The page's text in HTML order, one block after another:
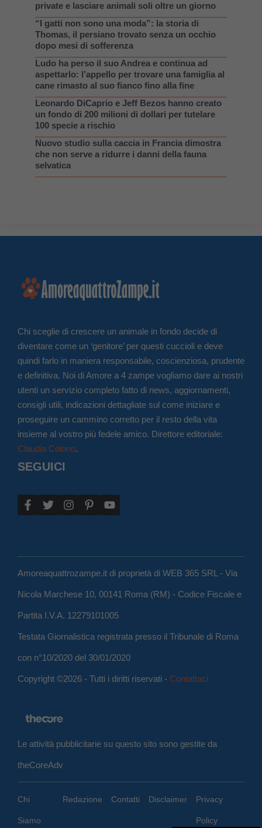
private e lasciare animali soli oltre un giorno
“I gatti non sono una moda”: la storia di
Thomas, il persiano trovato senza un occhio
dopo mesi di sofferenza
Ludo ha perso il suo Andrea e continua ad
aspettarlo: l’appello per trovare una famiglia al
cane rimasto al suo fianco fino alla fine
Leonardo DiCaprio e Jeff Bezos hanno creato
un fondo di 200 milioni di dollari per tutelare
100 specie a rischio
Nuovo studio sulla caccia in Francia dimostra
che non serve a ridurre i danni della fauna
selvatica
Chi sceglie di crescere un animale in fondo decide di
diventare come un ‘genitore’ per questi cuccioli e deve
quindi farlo in maniera responsabile, coscienziosa, prudente
e definitiva. Noi di Amore a 4 zampe vogliamo dare ai nostri
utenti un servizio completo fatto di news, aggiornamenti,
consigli utili, indicazioni dettagliate sul come iniziare e
proseguire un cammino corretto per il resto della vita
insieme al vostro più fedele amico. Direttore editoriale:
Claudia Colono.
SEGUICI
Amoreaquattrozampe.it di proprietà di WEB 365 SRL - Via
Nicola Marchese 10, 00141 Roma (RM) - Codice Fiscale e
Partita I.V.A. 12279101005
Testata Giornalistica registrata presso il Tribunale di Roma
con n°10/2020 del 30/01/2020
Copyright ©2026 - Tutti i diritti riservati - Contattaci
Le attività pubblicitarie su questo sito sono gestite da
theCoreAdv
Chi
Siamo
Redazione Contatti Disclaimer Privacy
Policy